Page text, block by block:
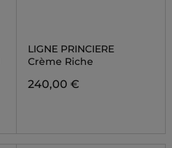
LIGNE PRINCIERE
Crème Riche
240,00 €